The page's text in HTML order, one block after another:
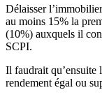
Délaisser
au moins 15% la
(10%) auxquels il
SCPI.
Il faudrait
rendement égal ou